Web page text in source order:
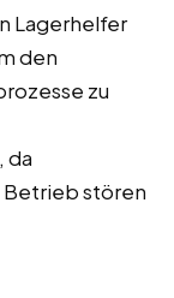
Lagerhelfer
den
zu
da
Betrieb stören